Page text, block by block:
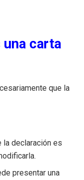
carta
que la
la declaración es
presentar una